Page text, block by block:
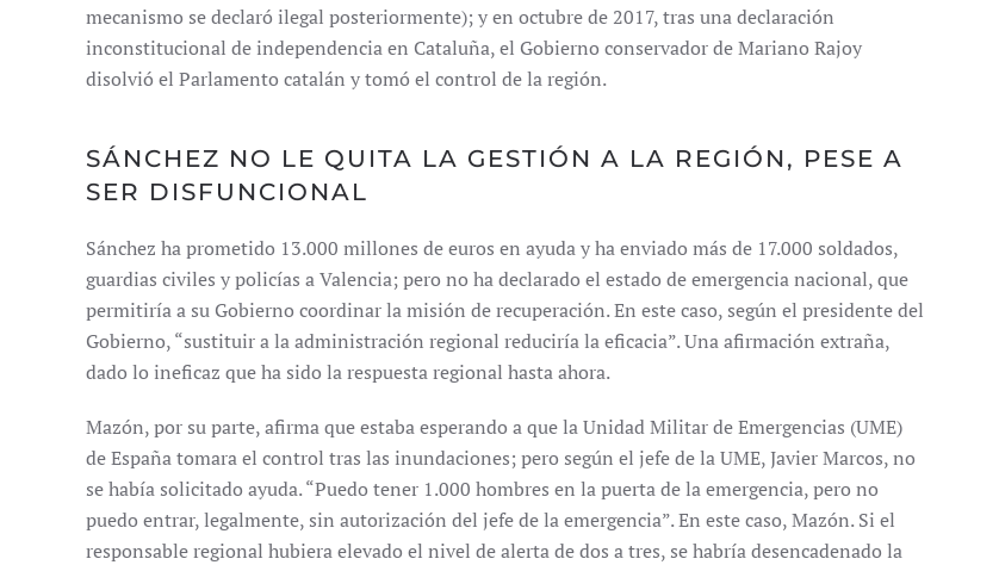
mecanismo se declaró ilegal posteriormente); y en octubre de 2017, tras una declaración
inconstitucional de independencia en Cataluña, el Gobierno conservador de Mariano Rajoy
disolvió el Parlamento catalán y tomó el control de la región.
SÁNCHEZ NO LE QUITA LA GESTIÓN A LA REGIÓN, PESE A
SER DISFUNCIONAL
Sánchez ha prometido 13.000 millones de euros en ayuda y ha enviado más de 17.000 soldados,
guardias civiles y policías a Valencia; pero no ha declarado el estado de emergencia nacional, que
permitiría a su Gobierno coordinar la misión de recuperación. En este caso, según el presidente del
Gobierno, “sustituir a la administración regional reduciría la eficacia”. Una afirmación extraña,
dado lo ineficaz que ha sido la respuesta regional hasta ahora.
Mazón, por su parte, afirma que estaba esperando a que la Unidad Militar de Emergencias (UME)
de España tomara el control tras las inundaciones; pero según el jefe de la UME, Javier Marcos, no
se había solicitado ayuda. “Puedo tener 1.000 hombres en la puerta de la emergencia, pero no
puedo entrar, legalmente, sin autorización del jefe de la emergencia”. En este caso, Mazón. Si el
responsable regional hubiera elevado el nivel de alerta de dos a tres, se habría desencadenado la